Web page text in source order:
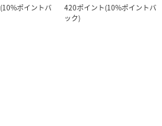
(10%ポイントバ
420ポイント(10%ポイントバ
ック)